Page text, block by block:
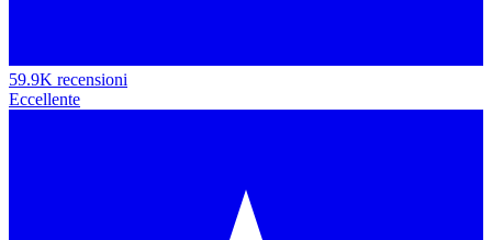
59.9K recensioni
Eccellente